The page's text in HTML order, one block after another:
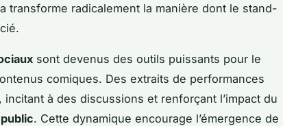
transforme radicalement la manière dont le stand-
sont devenus des outils puissants pour le
comiques. Des extraits de performances
à des discussions et renforçant l’impact du
. Cette dynamique encourage l’émergence de